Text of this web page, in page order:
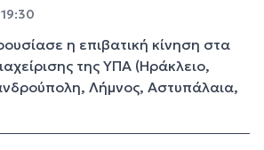
η επιβατική κίνηση στα
της ΥΠΑ (Ηράκλειο,
Λήμνος, Αστυπάλαια,